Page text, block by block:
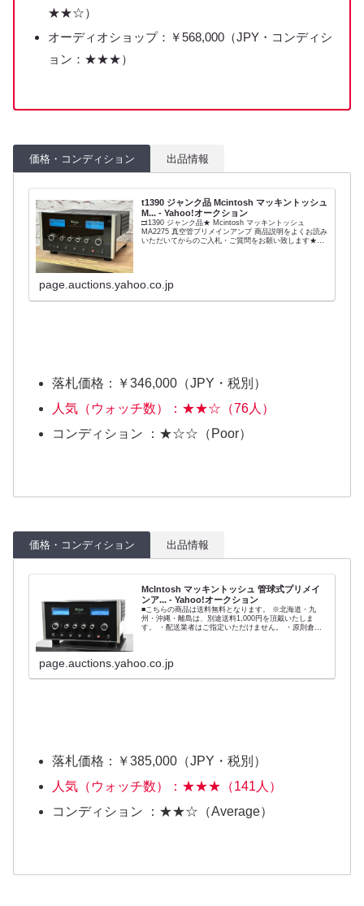
★★☆）
オーディオショップ：￥568,000（JPY・コンディシ
ョン：★★★）
価格・コンディション 出品情報
t1390 ジャンク品 Mcintosh マッキントッシュ
M... - Yahoo!オークション
□t1390 ジャンク品★ Mcintosh マッキントッシュ
MA2275 真空管プリメインアンプ 商品説明をよくお読み
いただいてからのご入札・ご質問をお願い致します★商
page.auctions.yahoo.co.jp
落札価格：￥346,000（JPY・税別）
人気（ウォッチ数）：★★☆（76人）
コンディション ：★☆☆（Poor）
価格・コンディション 出品情報
McIntosh マッキントッシュ 管球式プリメイ
ンア... - Yahoo!オークション
■こちらの商品は送料無料となります。 ※北海道・九
州・沖縄・離島は、別途送料1,000円を頂戴いたしま
す。 ・配送業者はご指定いただけません。 ・原則倉庫
page.auctions.yahoo.co.jp
落札価格：￥385,000（JPY・税別）
人気（ウォッチ数）：★★★（141人）
コンディション ：★★☆（Average）